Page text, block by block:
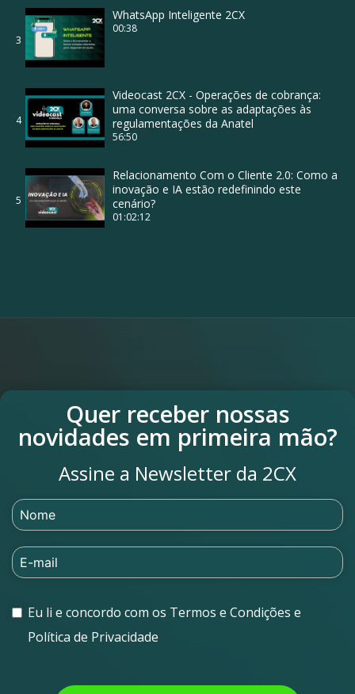
3
WhatsApp Inteligente 2CX
00:38
4
Videocast 2CX - Operações de cobrança:
uma conversa sobre as adaptações às
regulamentações da Anatel
56:50
5
Relacionamento Com o Cliente 2.0: Como a
inovação e IA estão redefinindo este
cenário?
01:02:12
Quer receber nossas
novidades em primeira mão?
Assine a Newsletter da 2CX
Eu li e concordo com os Termos e Condições e
Política de Privacidade